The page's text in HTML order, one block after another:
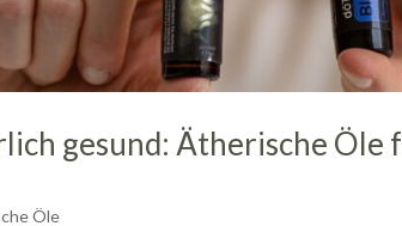
gesund: Ätherische Öle
Öle